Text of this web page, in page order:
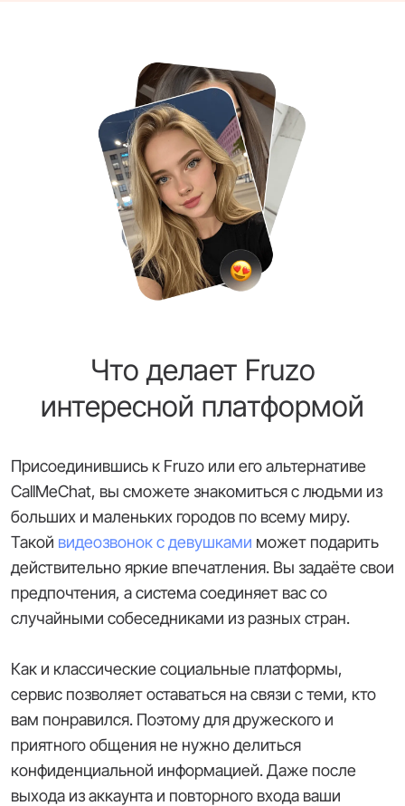
Что делает Fruzo
интересной платформой
Присоединившись к Fruzo или его альтернативе
CallMeChat, вы сможете знакомиться с людьми из
больших и маленьких городов по всему миру.
Такой видеозвонок с девушками может подарить
действительно яркие впечатления. Вы задаёте свои
предпочтения, а система соединяет вас со
случайными собеседниками из разных стран.
Как и классические социальные платформы,
сервис позволяет оставаться на связи с теми, кто
вам понравился. Поэтому для дружеского и
приятного общения не нужно делиться
конфиденциальной информацией. Даже после
выхода из аккаунта и повторного входа ваши